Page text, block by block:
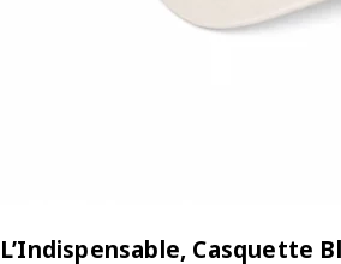
L’Indispensable, Casquette